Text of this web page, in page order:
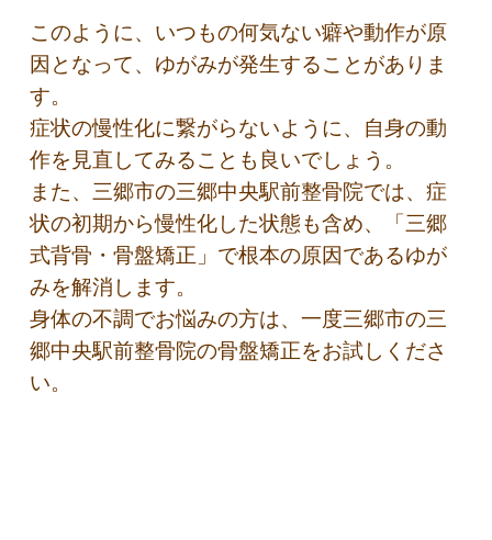
このように、いつもの何気ない癖や動作が原
因となって、ゆがみが発生することがありま
す。
症状の慢性化に繋がらないように、自身の動
作を見直してみることも良いでしょう。
また、三郷市の三郷中央駅前整骨院では、症
状の初期から慢性化した状態も含め、「三郷
式背骨・骨盤矯正」で根本の原因であるゆが
みを解消します。
身体の不調でお悩みの方は、一度三郷市の三
郷中央駅前整骨院の骨盤矯正をお試しくださ
い。